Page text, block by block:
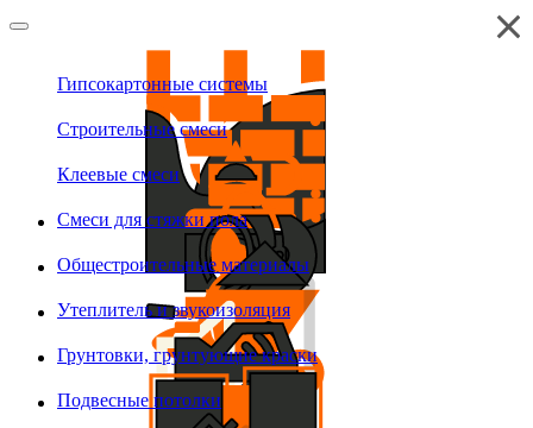
Гипсокартонные системы
Строительные смеси
Клеевые смеси
Смеси для стяжки пола
Общестроительные материалы
Утеплитель и звукоизоляция
Грунтовки, грунтующие краски
Подвесные потолки